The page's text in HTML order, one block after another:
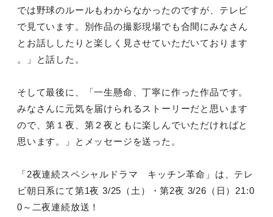
では野球のルールもわからなかったのですが、テレビ
で見ています。別作品の撮影現場でも合間にみなさん
とお話ししたりと楽しく見させていただいております
。」
と話した。
そして最後に、「一生懸命、丁寧に作った作品です。
みなさんに元気を届けられるストーリーだと思います
ので、第１夜、 第２夜ともに楽しんでいただければと
思います。」とメッセージを送った。
「2夜連続スペシャルドラマ キッチン革命」は、テレ
ビ朝日系にて第1夜 3/25（土）・第2夜 3/26（日）21:0
0～二夜連続放送！